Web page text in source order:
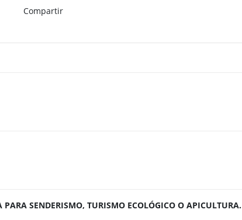
Compartir
SENDERISMO, TURISMO ECOLÓGICO O APICULTURA.